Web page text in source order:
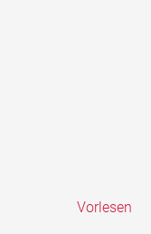
Vorlesen